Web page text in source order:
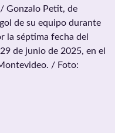
Gonzalo Petit, de
de su equipo durante
la séptima fecha del
de junio de 2025, en el
/ Foto: